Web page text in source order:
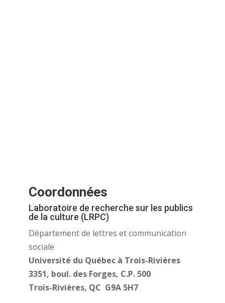
Coordonnées
Laboratoire de recherche sur les publics
de la culture (LRPC)
Département de lettres et communication
sociale
Université du Québec à Trois-Rivières
3351, boul. des Forges, C.P. 500
Trois-Rivières, QC G9A 5H7